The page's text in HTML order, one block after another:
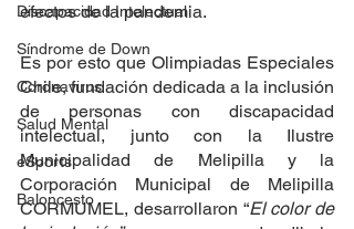
Discapacidad Intelectual
Síndrome de Down
Coronavirus
Salud Mental
eSports
Baloncesto
efectos de la pandemia.
Es por esto que Olimpiadas Especiales
Chile, fundación dedicada a la inclusión
de personas con discapacidad
intelectual, junto con la Ilustre
Municipalidad de Melipilla y la
Corporación Municipal de Melipilla
CORMUMEL, desarrollaron “El color de